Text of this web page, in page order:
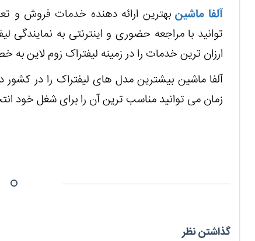
آلفا ماشینبهترین ارائه دهنده خدمات فروش و
توانید با مراجعه حضوری و اینترنتی به نمایندگی
ارزان ترین خدمات را در زمینه لیفتراک زوم لاین
آلفا ماشین بیشترین مدل های لیفتراک را در کشور
زمان می توانید مناسب ترین آن را برای شغل خود
گذاشتن نظر